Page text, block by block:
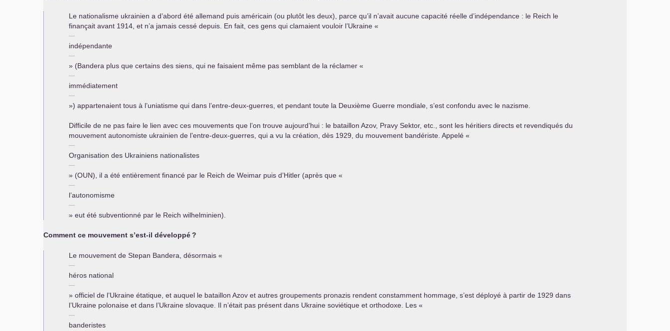
Le nationalisme ukrainien a d’abord été allemand puis américain (ou plutôt les deux), parce qu’il n’avait aucune capacité réelle d’indépendance : le Reich le
finançait avant 1914, et n’a jamais cessé depuis. En fait, ces gens qui clamaient vouloir l’Ukraine «
indépendante
» (Bandera plus que certains des siens, qui ne faisaient même pas semblant de la réclamer «
immédiatement
») appartenaient tous à l’uniatisme qui dans l’entre-deux-guerres, et pendant toute la Deuxième Guerre mondiale, s’est confondu avec le nazisme.
Difficile de ne pas faire le lien avec ces mouvements que l’on trouve aujourd’hui : le bataillon Azov, Pravy Sektor, etc., sont les héritiers directs et revendiqués du
mouvement autonomiste ukrainien de l’entre-deux-guerres, qui a vu la création, dès 1929, du mouvement bandériste. Appelé «
Organisation des Ukrainiens nationalistes
» (OUN), il a été entièrement financé par le Reich de Weimar puis d’Hitler (après que «
l’autonomisme
» eut été subventionné par le Reich wilhelminien).
Comment ce mouvement s’est-il développé?
Le mouvement de Stepan Bandera, désormais «
héros national
» officiel de l’Ukraine étatique, et auquel le bataillon Azov et autres groupements pronazis rendent constamment hommage, s’est déployé à partir de 1929 dans
l’Ukraine polonaise et dans l’Ukraine slovaque. Il n’était pas présent dans Ukraine soviétique et orthodoxe. Les «
banderistes